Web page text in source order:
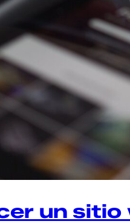
un sitio